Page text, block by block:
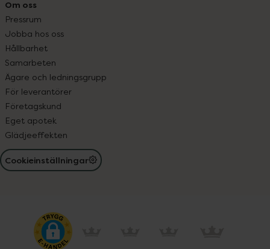
Om oss
Pressrum
Jobba hos oss
Hållbarhet
Samarbeten
Ägare och ledningsgrupp
För leverantörer
Företagskund
Eget apotek
Glädjeeffekten
Cookieinställningar